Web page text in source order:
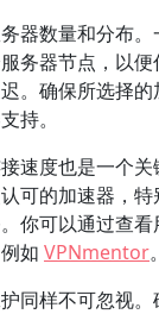
器数量和分布
务器节点，以
。确保所选择
持。
速度也是一个
可的加速器，
你可以通过查
如 VPNmentor。
同样不可忽视